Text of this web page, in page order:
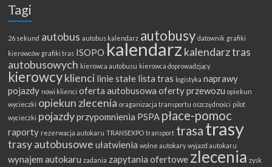
Tagi
26 sekund autobus autobus kalendarz autobusy datownik grafiki
kierowców grafiki tras ISOPO kalendarz kalendarz tras
autobusowych kierowca autobusu kierowca doprowadzjący
kierowcyklienci linie stałe lista tras logistyka naprawy
pojazdy nowi klienci oferta autobusowa oferty przewozu opiekun
wycieczki opiekun zlecenia oraganizacja transportu oszczędności pilot
wycieczki pojazdyprzypomnienia PSPA płace-pomoc
raporty rezerwacja autokaru TRANSEXPO transport trasa trasy
trasy autobusowe ułatwienia wolne autokary wyjazd autokaru
wynajem autokaru zadania zapytania ofertowe zlecenia zysk